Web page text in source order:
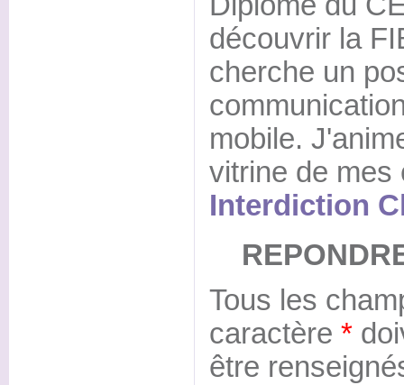
découvrir la
cherche un
mobile.
vitrine de mes
Interdiction
Tous les
caractère *
être